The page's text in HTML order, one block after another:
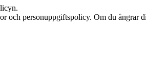
och personuppgiftspolicy. Om du ångrar